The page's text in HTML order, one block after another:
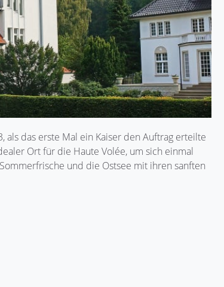
das erste Mal ein Kaiser den Auftrag erteilte
Ort für die Haute Volée, um sich einmal
und die Ostsee mit ihren sanften